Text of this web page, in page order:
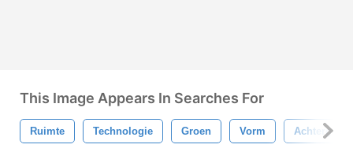
This Image Appears In Searches For
Ruimte Technologie Groen Vorm